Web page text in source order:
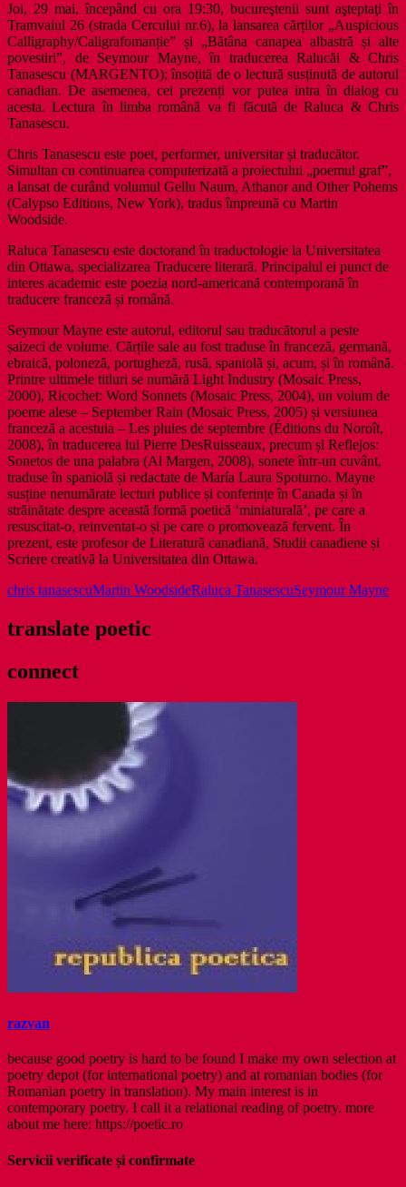
Joi, 29 mai, începând cu ora 19:30, bucureştenii sunt aşteptaţi în
Tramvaiul 26 (strada Cercului nr.6), la lansarea cărților „Auspicious
Calligraphy/Caligrafomanție” și „Bătâna canapea albastră și alte
povestiri”, de Seymour Mayne, în traducerea Ralucăi & Chris
Tanasescu (MARGENTO); însoțită de o lectură susținută de autorul
canadian. De asemenea, cei prezenți vor putea intra în dialog cu
acesta. Lectura în limba română va fi făcută de Raluca & Chris
Tanasescu.
Chris Tanasescu este poet, performer, universitar și traducător.
Simultan cu continuarea computerizată a proiectului „poemul graf”,
a lansat de curând volumul Gellu Naum, Athanor and Other Pohems
(Calypso Editions, New York), tradus împreună cu Martin
Woodside.
Raluca Tanasescu este doctorand în traductologie la Universitatea
din Ottawa, specializarea Traducere literară. Principalul ei punct de
interes academic este poezia nord-americană contemporană în
traducere franceză și română.
Seymour Mayne este autorul, editorul sau traducătorul a peste
șaizeci de volume. Cărțile sale au fost traduse în franceză, germană,
ebraică, poloneză, portugheză, rusă, spaniolă și, acum, și în română.
Printre ultimele titluri se numără Light Industry (Mosaic Press,
2000), Ricochet: Word Sonnets (Mosaic Press, 2004), un volum de
poeme alese – September Rain (Mosaic Press, 2005) și versiunea
franceză a acestuia – Les pluies de septembre (Éditions du Noroît,
2008), în traducerea lui Pierre DesRuisseaux, precum și Reflejos:
Sonetos de una palabra (Al Margen, 2008), sonete într-un cuvânt,
traduse în spaniolă și redactate de María Laura Spoturno. Mayne
susține nenumărate lecturi publice și conferințe în Canada și în
străinătate despre această formă poetică ‘miniaturală’, pe care a
resuscitat-o, reinventat-o și pe care o promovează fervent. În
prezent, este profesor de Literatură canadiană, Studii canadiene și
Scriere creativă la Universitatea din Ottawa.
chris tanasescuMartin WoodsideRaluca TanasescuSeymour Mayne
translate poetic
connect
razvan
because good poetry is hard to be found I make my own selection at
poetry depot (for international poetry) and at romanian bodies (for
Romanian poetry in translation). My main interest is in
contemporary poetry. I call it a relational reading of poetry. more
about me here: https://poetic.ro
Servicii verificate și confirmate